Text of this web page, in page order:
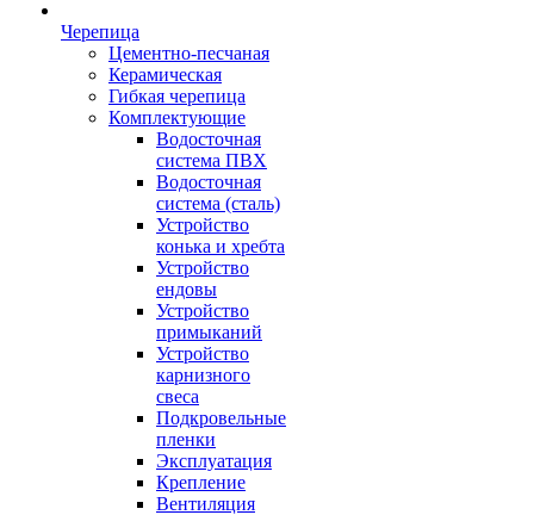
Черепица
Цементно-песчаная
Керамическая
Гибкая черепица
Комплектующие
Водосточная
система ПВХ
Водосточная
система (сталь)
Устройство
конька и хребта
Устройство
ендовы
Устройство
примыканий
Устройство
карнизного
свеса
Подкровельные
пленки
Эксплуатация
Крепление
Вентиляция